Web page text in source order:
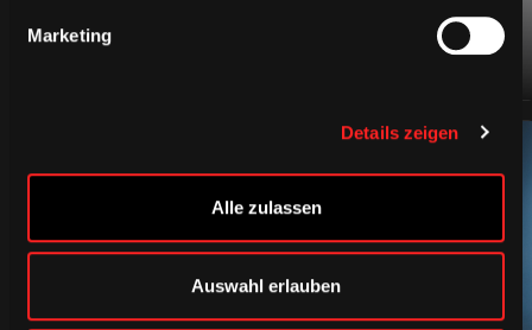
Marketing
Details zeigen
Alle zulassen
Auswahl erlauben
CAPS & CO